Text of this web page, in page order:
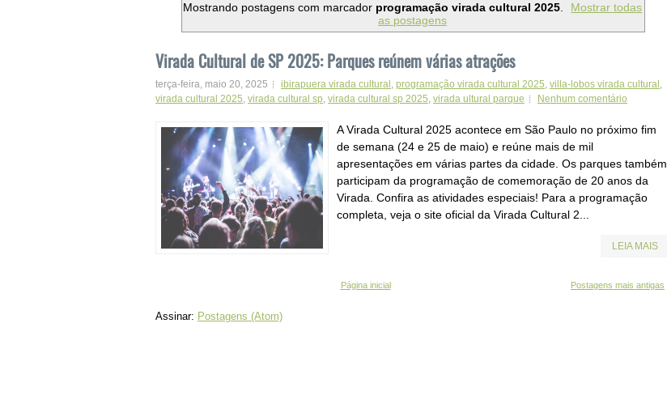
Mostrando postagens com marcador programação virada cultural 2025.
Mostrar todas
as postagens
Virada Cultural de SP 2025: Parques reúnem várias atrações
terça-feira, maio 20, 2025 ibirapuera virada cultural programação virada cultural 2025 villa-lobos virada cultural
virada cultural 2025 virada cultural sp virada cultural sp 2025 virada ultural parque Nenhum comentário
A Virada Cultural 2025 acontece em São Paulo no próximo fim
de semana (24 e 25 de maio) e reúne mais de mil
apresentações em várias partes da cidade. Os parques também
participam da programação de comemoração de 20 anos da
Virada. Confira as atividades especiais! Para a programação
completa, veja o site oficial da Virada Cultural 2...
LEIA MAIS
Postagens mais antigas
Página inicial
Assinar: Postagens (Atom)